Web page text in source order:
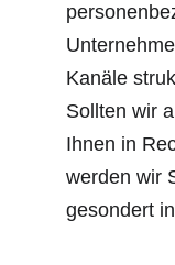
Kanäle
Sollten wir
Ihnen in
werden wir
gesondert